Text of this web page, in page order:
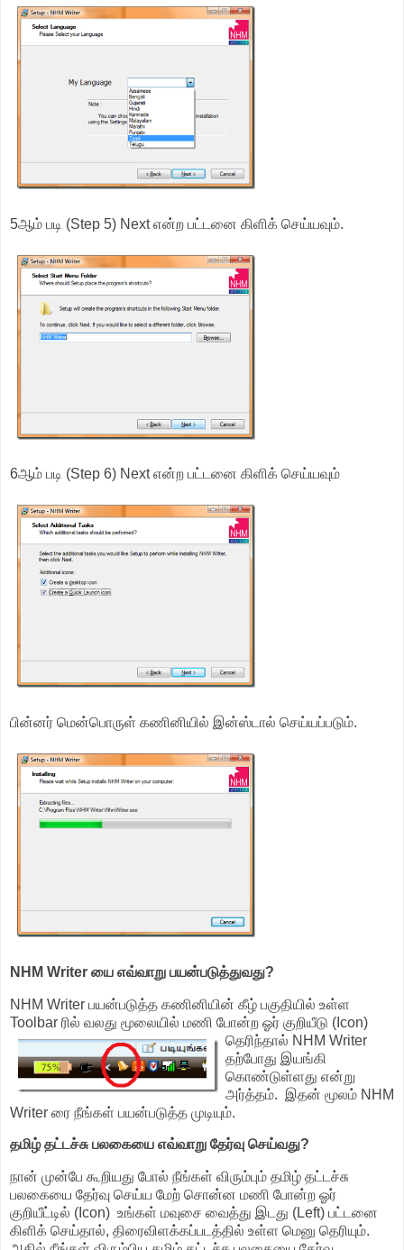
5ஆம் படி (Step 5) Next என்ற பட்டனை கிளிக் செய்யவும்.
6ஆம் படி (Step 6) Next என்ற பட்டனை கிளிக் செய்யவும்
பின்னர் மென்பொருள் கணினியில் இன்ஸ்டால் செய்யப்படும்.
NHM Writer யை எவ்வாறு பயன்படுத்துவது?
NHM Writer பயன்படுத்த கணினியின் கீழ் பகுதியில் உள்ள
Toolbar ரில் வலது மூலையில் மணி போன்ற ஓர் குறியீடு (Icon)
தெரிந்தால் NHM Writer
தற்போது இயங்கி
கொண்டுள்ளது என்று
அர்த்தம். இதன் மூலம் NHM
Writer ரை நீங்கள் பயன்படுத்த முடியும்.
தமிழ் தட்டச்சு பலகையை எவ்வாறு தேர்வு செய்வது?
நான் முன்பே கூறியது போல் நீங்கள் விரும்பும் தமிழ் தட்டச்சு
பலகையை தேர்வு செய்ய மேற் சொன்ன மணி போன்ற ஓர்
குறியீட்டில் (Icon) உங்கள் மவுசை வைத்து இடது (Left) பட்டனை
கிளிக் செய்தால், திரைவிளக்கப்படத்தில் உள்ள மெனு தெரியும்.